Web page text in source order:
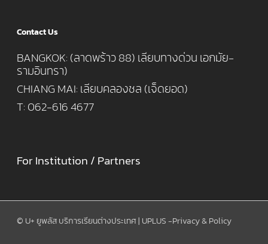
Contact Us
BANGKOK: (ลาดพร้าว 88) เลียบทางด่วน เอกมัย-
รามอินทรา)
CHIANG MAI: เลียบคลองชล (เจ็ดยอด)
T: 062-616 4677
For Institution / Partners
© U+ ยูพลัส บริการเรียนต่างประเทศ | UPLUS -Privacy & Policy